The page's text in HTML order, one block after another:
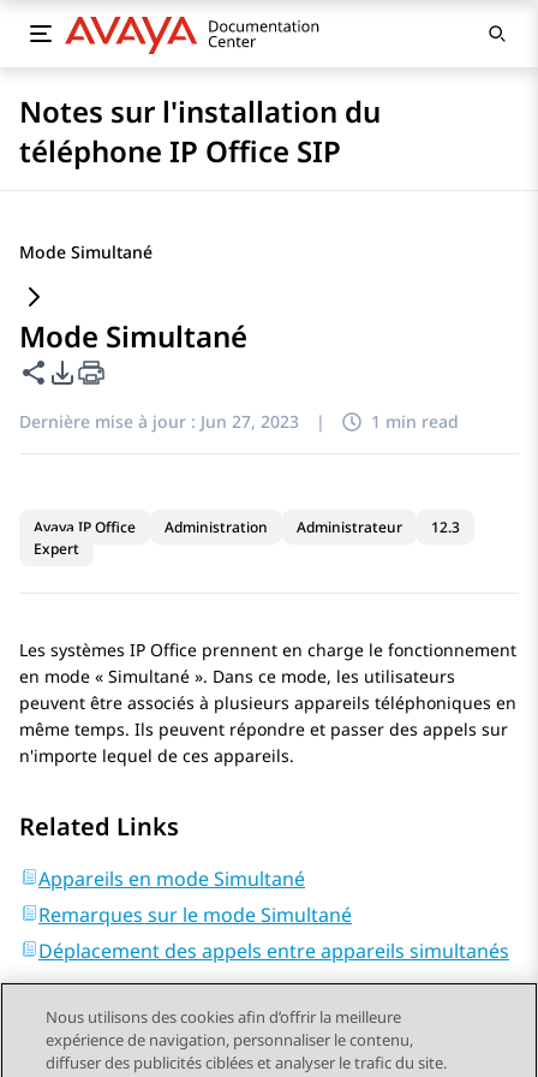
Notes sur l'installation du
téléphone IP Office SIP
Mode Simultané
Mode Simultané
Partager cette page
Options d'exportation PDF
Dernière mise à jour : Jun 27, 2023 | 1 min read
Avaya IP Office Administration Administrateur
12.3
Expert
Les systèmes IP Office prennent en charge le fonctionnement
en mode « Simultané ». Dans ce mode, les utilisateurs
peuvent être associés à plusieurs appareils téléphoniques en
même temps. Ils peuvent répondre et passer des appels sur
n'importe lequel de ces appareils.
Related Links
Appareils en mode Simultané
Remarques sur le mode Simultané
Déplacement des appels entre appareils simultanés
Nous utilisons des cookies afin d’offrir la meilleure
expérience de navigation, personnaliser le contenu,
diffuser des publicités ciblées et analyser le trafic du site.